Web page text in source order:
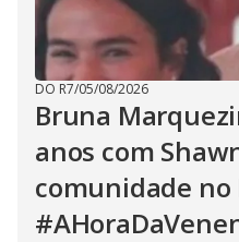
DO R7/05/08/2026
Bruna
anos com
comunidade no